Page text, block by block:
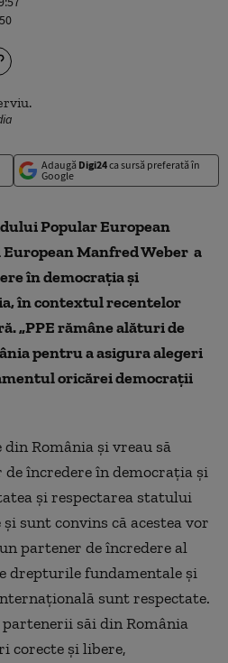
Adaugă Digi24ca sursă preferată în
Google
Popular European
Manfred Weber a
în democrația și
în contextul recentelor
„PPE rămâne alături de
pentru a asigura alegeri
oricărei democrații
România și vreau să
încredere în democrația și
și respectarea statului
sunt convins că acestea vor
partener de încredere al
drepturile fundamentale și
sunt respectate.
săi din România
corecte și libere,